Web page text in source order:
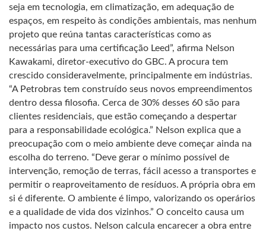
seja em tecnologia, em climatização, em adequação de
espaços, em respeito às condições ambientais, mas nenhum
projeto que reúna tantas características como as
necessárias para uma certificação Leed”, afirma Nelson
Kawakami, diretor-executivo do GBC. A procura tem
crescido consideravelmente, principalmente em indústrias.
“A Petrobras tem construído seus novos empreendimentos
dentro dessa filosofia. Cerca de 30% desses 60 são para
clientes residenciais, que estão começando a despertar
para a responsabilidade ecológica.” Nelson explica que a
preocupação com o meio ambiente deve começar ainda na
escolha do terreno. “Deve gerar o mínimo possível de
intervenção, remoção de terras, fácil acesso a transportes e
permitir o reaproveitamento de resíduos. A própria obra em
si é diferente. O ambiente é limpo, valorizando os operários
e a qualidade de vida dos vizinhos.” O conceito causa um
impacto nos custos. Nelson calcula encarecer a obra entre